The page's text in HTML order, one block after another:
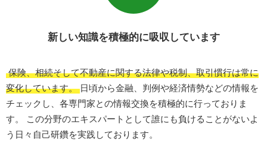
新しい知識を積極的に吸収しています
保険、相続そして不動産に関する法律や税制、取引慣行は常に
変化しています。日頃から金融、判例や経済情勢などの情報を
チェックし、各専門家との情報交換を積極的に行っておりま
す。 この分野のエキスパートとして誰にも負けることがないよ
う日々自己研鑽を実践しております。